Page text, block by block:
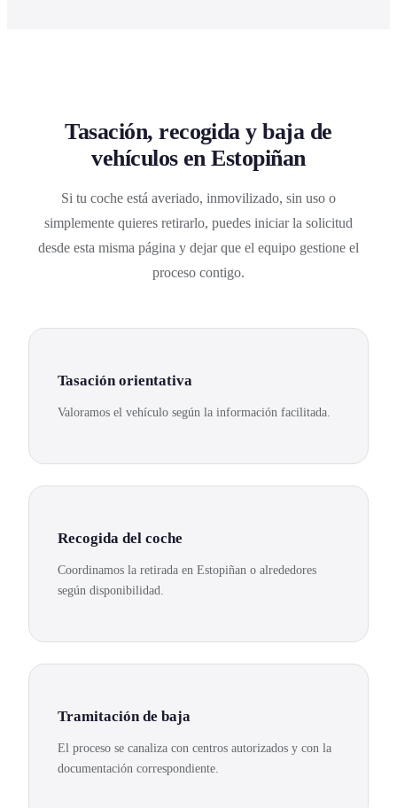
Tasación, recogida y baja de
vehículos en Estopiñan
Si tu coche está averiado, inmovilizado, sin uso o
simplemente quieres retirarlo, puedes iniciar la solicitud
desde esta misma página y dejar que el equipo gestione el
proceso contigo.
Tasación orientativa
Valoramos el vehículo según la información facilitada.
Recogida del coche
Coordinamos la retirada en Estopiñan o alrededores
según disponibilidad.
Tramitación de baja
El proceso se canaliza con centros autorizados y con la
documentación correspondiente.